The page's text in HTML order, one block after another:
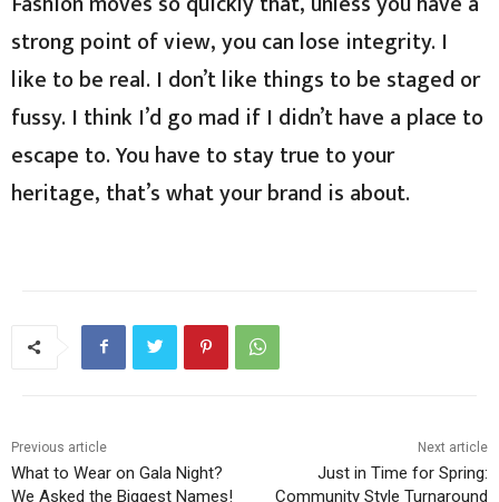
strong point of view, you can lose integrity. I
like to be real. I don’t like things to be staged or
fussy. I think I’d go mad if I didn’t have a place to
escape to. You have to stay true to your
heritage, that’s what your brand is about.
Previous article
What to Wear on Gala Night?
We Asked the Biggest Names!
Next article
Just in Time for Spring:
Community Style Turnaround